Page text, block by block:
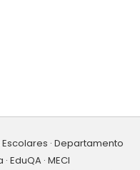
· Departamento
EduQA · MECI